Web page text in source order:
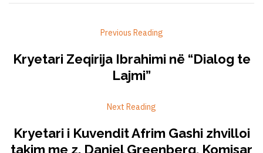
Previous Reading
Kryetari Zeqirija Ibrahimi në “Dialog te
Lajmi”
Next Reading
Kryetari i Kuvendit Afrim Gashi zhvilloi
takim me z. Daniel Greenberg, Komisar